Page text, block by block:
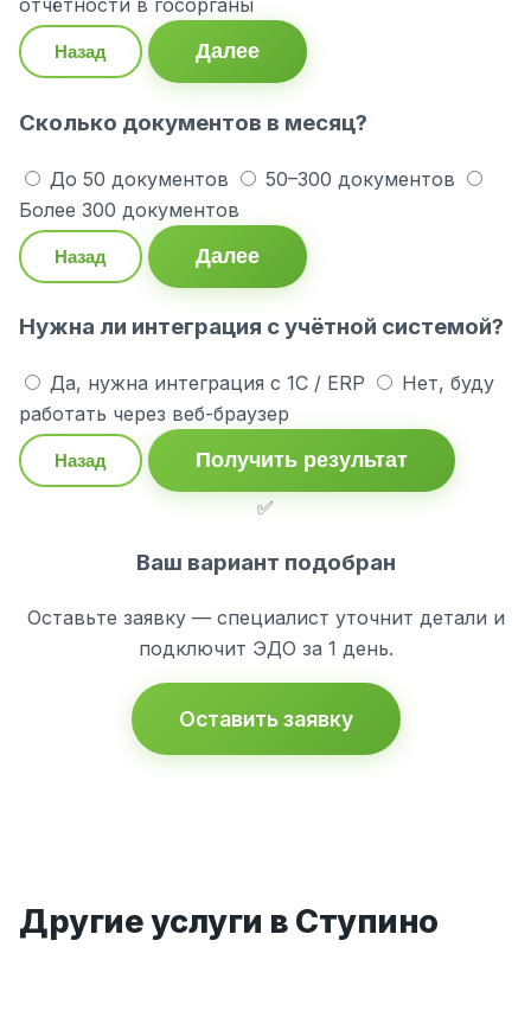
отчётности в госорганы
Назад Далее
Сколько документов в месяц?
До 50 документов
50–300 документов
Более 300 документов
Назад Далее
Нужна ли интеграция с учётной системой?
Да, нужна интеграция с 1С / ERP
Нет, буду
работать через веб-браузер
Назад
Получить результат
✅
Ваш вариант подобран
Оставьте заявку — специалист уточнит детали и
подключит ЭДО за 1 день.
Оставить заявку
Другие услуги в Ступино